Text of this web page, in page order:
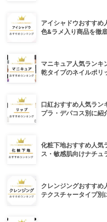
アイシャドウおすすめ
色&ラメ入り商品を徹
マニキュア人気ランキ
乾タイプのネイルポリ
口紅おすすめ人気ラン
プラ・デパコス別に紹
化粧下地おすすめ人気
ス・敏感肌向けナチュ
クレンジングおすすめ
テクスチャータイプ別